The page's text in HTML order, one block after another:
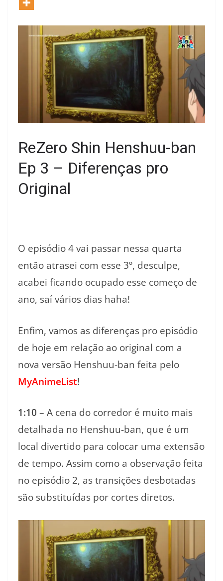
ReZero Shin Henshuu-ban
Ep 3 – Diferenças pro
Original
O episódio 4 vai passar nessa quarta
então atrasei com esse 3º, desculpe,
acabei ficando ocupado esse começo de
ano, saí vários dias haha!
Enfim, vamos as diferenças pro episódio
de hoje em relação ao original com a
nova versão Henshuu-ban feita pelo
MyAnimeList!
1:10 – A cena do corredor é muito mais
detalhada no Henshuu-ban, que é um
local divertido para colocar uma extensão
de tempo. Assim como a observação feita
no episódio 2, as transições desbotadas
são substituídas por cortes diretos.